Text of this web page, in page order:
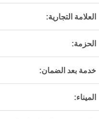
العلامة التجارية:
الحزمة:
خدمة بعد الضمان:
الميناء: